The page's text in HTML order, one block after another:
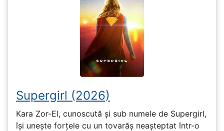
Supergirl (2026)
Kara Zor-El, cunoscută și sub numele de Supergirl,
își unește forțele cu un tovarăș neașteptat într-o